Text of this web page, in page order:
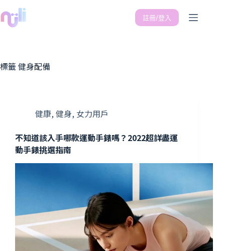
註冊/登入
標籤 健身配備
健康, 健身, 女力用戶
不知道該入手哪款運動手錶嗎？2022超詳盡運
動手錶挑選指南